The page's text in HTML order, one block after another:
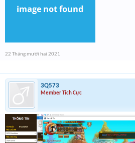
22 Tháng mười hai 2021
3Q573
Member Tích Cực